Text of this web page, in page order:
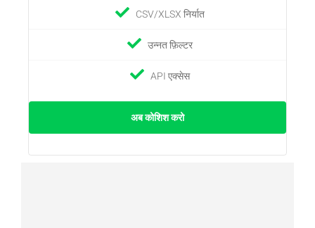
CSV/XLSX निर्यात
उन्नत फ़िल्टर
API एक्सेस
अब कोशिश करो